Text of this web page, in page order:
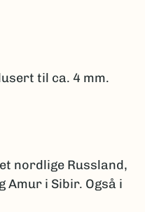
til ca. 4 mm.
nordlige Russland,
Amur i Sibir. Også i